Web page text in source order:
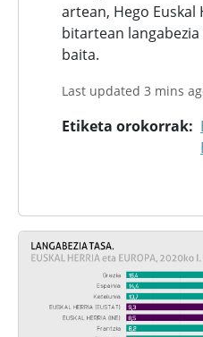
artean, Hego
bitartean langabezia
baita.
Last updated 3 mins
Etiketa orokorrak